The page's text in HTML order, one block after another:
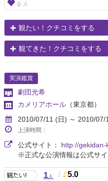
0 人
観たい！クチコミをする
観てきた！クチコミをする
実演鑑賞
劇団光希
カメリアホール （東京都）
2010/07/11 (日) ～ 2010/07/
上演時間：
公式サイト： http://
※正式な公演情報は公式サイ
1人 / 5.0